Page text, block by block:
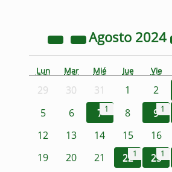
Agosto 2024
Lun Mar Mié Jue Vie
29 30 31 1 2
5
6 7 1 8 9 1
12 13 14 15 16
19
20 21 221 231